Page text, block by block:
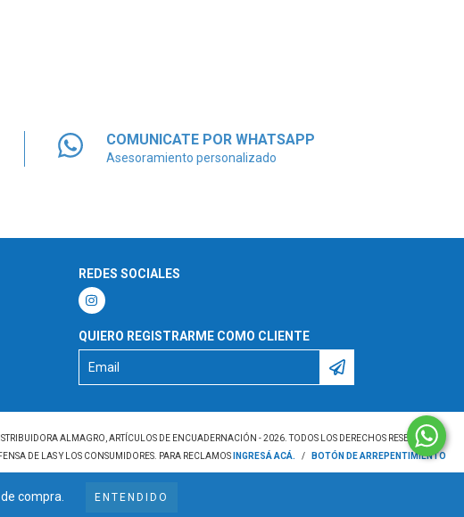
compra. ENTENDIDO
COMUNICATE POR WHATSAPP
Asesoramiento personalizado
REDES SOCIALES
QUIERO REGISTRARME COMO CLIENTE
ALMAGRO, ARTÍCULOS DE ENCUADERNACIÓN - 2026. TODOS LOS DERECHOS RESERVADOS.
DE LAS Y LOS CONSUMIDORES. PARA RECLAMOS
INGRESÁ ACÁ. / BOTÓN DE ARREPENTIMIENTO